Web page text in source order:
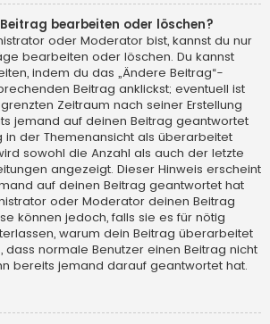
bearbeiten oder löschen?
oder Moderator bist, kannst du nur
bearbeiten oder löschen. Du kannst
indem du das „Ändere Beitrag“-
Beitrag anklickst; eventuell ist
Zeitraum nach seiner Erstellung
jemand auf deinen Beitrag geantwortet
in der Themenansicht als überarbeitet
sowohl die Anzahl als auch der letzte
angezeigt. Dieser Hinweis erscheint
auf deinen Beitrag geantwortet hat
oder Moderator deinen Beitrag
können jedoch, falls sie es für nötig
warum dein Beitrag überarbeitet
dass normale Benutzer einen Beitrag nicht
bereits jemand darauf geantwortet hat.